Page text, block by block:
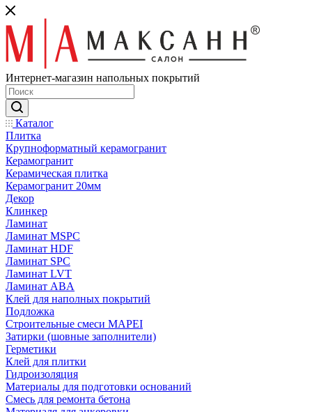
Интернет-магазин напольных покрытий
Каталог
Плитка
Крупноформатный керамогранит
Керамогранит
Керамическая плитка
Керамогранит 20мм
Декор
Клинкер
Ламинат
Ламинат MSPC
Ламинат HDF
Ламинат SPC
Ламинат LVT
Ламинат ABA
Клей для наполных покрытий
Подложка
Строительные смеси MAPEI
Затирки (шовные заполнители)
Герметики
Клей для плитки
Гидроизоляция
Материалы для подготовки оснований
Смесь для ремонта бетона